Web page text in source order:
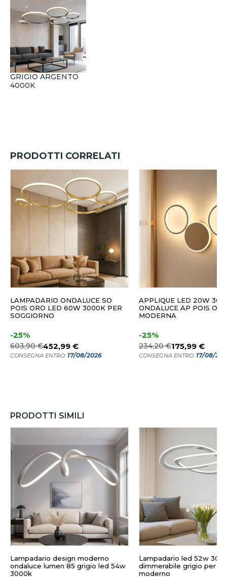
GRIGIO ARGENTO
4000K
PRODOTTI CORRELATI
LAMPADARIO ONDALUCE SO
POIS ORO LED 60W 3000K PER
SOGGIORNO
-25%
603,90 €452,99 €
CONSEGNA ENTRO: 17/08/2026
APPLIQUE LED 20W
ONDALUCE AP POIS
MODERNA
-25%
234,20 €175,99 €
CONSEGNA ENTRO: 17/08/
PRODOTTI SIMILI
Lampadario design moderno
ondaluce lumen 85 grigio led 54w
3000k
Lampadario led 52w 3000k
dimmerabile grigio per
moderno